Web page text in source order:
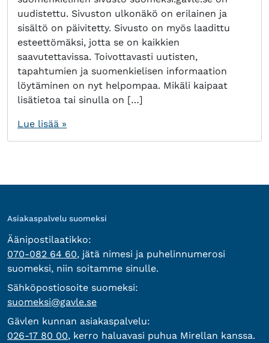
uudistettu. Sivuston ulkonäkö on erilainen ja
sisältö on päivitetty. Sivusto on myös laadittu
esteettömäksi, jotta se on kaikkien
saavutettavissa. Toivottavasti uutisten,
tapahtumien ja suomenkielisen informaation
löytäminen on nyt helpompaa. Mikäli kaipaat
lisätietoa tai sinulla on […]
Lue lisää »
Asiakaspalvelu suomeksi
Äänipostilaatikko:
070-082 64 60, jätä nimesi ja puhelinnumerosi
suomeksi, niin soitamme sinulle.
Sähköpostiosoite suomeksi:
suomeksi@gavle.se
Gävlen kunnan asiakaspalvelu:
026-17 80 00, kerro haluavasi puhua Mirellan kanssa.